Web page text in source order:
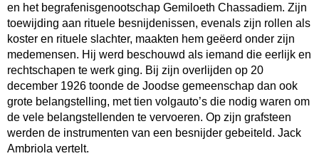
en het begrafenisgenootschap Gemiloeth Chassadiem. Zijn
toewijding aan rituele besnijdenissen, evenals zijn rollen als
koster en rituele slachter, maakten hem geëerd onder zijn
medemensen. Hij werd beschouwd als iemand die eerlijk en
rechtschapen te werk ging. Bij zijn overlijden op 20
december 1926 toonde de Joodse gemeenschap dan ook
grote belangstelling, met tien volgauto’s die nodig waren om
de vele belangstellenden te vervoeren. Op zijn grafsteen
werden de instrumenten van een besnijder gebeiteld. Jack
Ambriola vertelt.